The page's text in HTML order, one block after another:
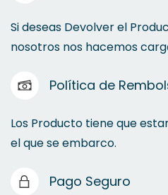
Si deseas Devolver el
nosotros nos hacemos
Política de
Los Producto tiene que
el que se embarco.
Pago Seguro